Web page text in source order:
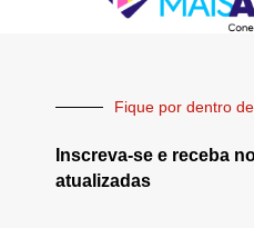
Fique por dentro
Inscreva-se e receba
atualizadas